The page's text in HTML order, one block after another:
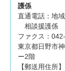
護係
直通電話：地
相談援護係
ファクス：
東京都日野市
ー2階
【郵送用住所